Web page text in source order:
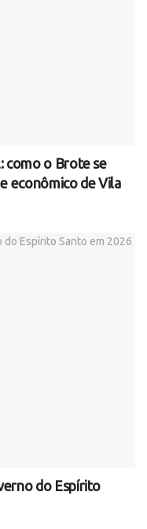
como o Brote se
econômico de Vila
do Espírito